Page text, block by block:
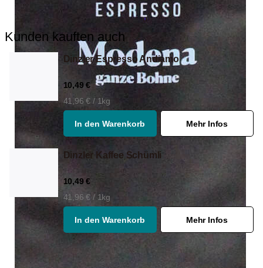
Kunden kauften auch
Dinzler Espresso Andiamo
10,49 €
41,96 € / 1kg
In den Warenkorb Mehr Infos
Dinzler Kaffee Schümli
10,49 €
41,96 € / 1kg
In den Warenkorb Mehr Infos